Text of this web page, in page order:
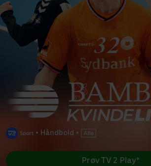
• Håndbold •
Prøv TV 2 Play*